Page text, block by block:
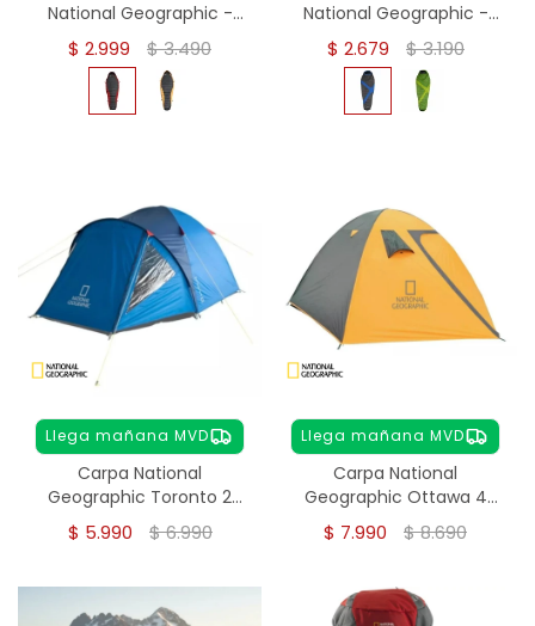
National Geographic -
Rojo
$ 2.999 $3.490
National Geographic -
Azul
$ 2.679 $3.190
Llega mañana MVD
Carpa National
Geographic Toronto 2
personas
$ 5.990 $6.990
Llega mañana MVD
Carpa National
Geographic Ottawa 4
personas
$ 7.990 $8.690